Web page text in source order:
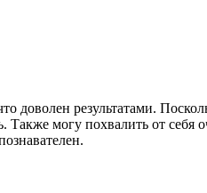
доволен результатами.
Также могу похвалить от себя